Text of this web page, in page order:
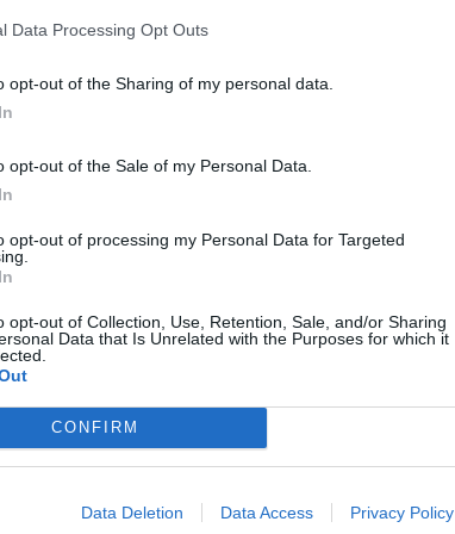
Data Processing Opt Outs
opt-out of the Sharing of my personal data.
opt-out of the Sale of my Personal Data.
opt-out of processing my Personal Data for Targeted
opt-out of Collection, Use, Retention, Sale, and/or Sharing
Data that Is Unrelated with the Purposes for which it
CONFIRM
Data Deletion Data Access Privacy Policy
έχουν καταγραφεί συνολικά 22.285
είχε υποκείμενο νόσημα ή/και ηλικία 70
ασθενών που νοσηλεύονται διασωληνωμένοι
είναι 65 έτη. To 80.4% έχει υποκείμενο
ασθενών που νοσηλεύονται
ή μερικώς εμβολιασμένοι και 126
αρχή της πανδημίας έχουν εξέλθει από τις
της επικράτειας είναι 553 (ημερήσια
του
(εύρος 0.2 έως 106 έτη), ενώ η διάμεση ηλικία